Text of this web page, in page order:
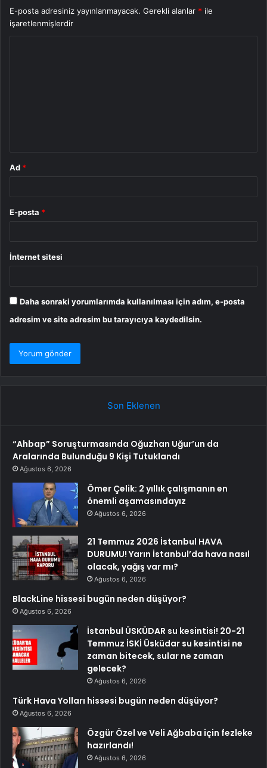
E-posta adresiniz yayınlanmayacak. Gerekli alanlar * ile
işaretlenmişlerdir
Ad *
E-posta *
İnternet sitesi
Daha sonraki yorumlarımda kullanılması için adım, e-posta
adresim ve site adresim bu tarayıcıya kaydedilsin.
Son Eklenen
“Ahbap” Soruşturmasında Oğuzhan Uğur’un da
Aralarında Bulunduğu 9 Kişi Tutuklandı
Ağustos 6, 2026
Ömer Çelik: 2 yıllık çalışmanın en
önemli aşamasındayız
Ağustos 6, 2026
21 Temmuz 2026 İstanbul HAVA
DURUMU! Yarın İstanbul’da hava nasıl
olacak, yağış var mı?
Ağustos 6, 2026
BlackLine hissesi bugün neden düşüyor?
Ağustos 6, 2026
İstanbul ÜSKÜDAR su kesintisi! 20-21
Temmuz İSKİ Üsküdar su kesintisi ne
zaman bitecek, sular ne zaman
gelecek?
Ağustos 6, 2026
Türk Hava Yolları hissesi bugün neden düşüyor?
Ağustos 6, 2026
Özgür Özel ve Veli Ağbaba için fezleke
hazırlandı!
Ağustos 6, 2026